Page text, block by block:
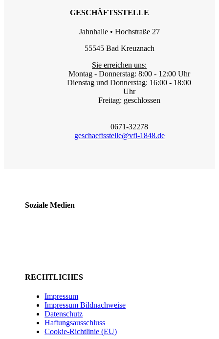
GESCHÄFTSSTELLE
Jahnhalle • Hochstraße 27
55545 Bad Kreuznach
Sie erreichen uns:
Montag - Donnerstag: 8:00 - 12:00 Uhr
Dienstag und Donnerstag: 16:00 - 18:00
Uhr
Freitag: geschlossen
0671-32278
geschaeftsstelle@vfl-1848.de
Soziale Medien
RECHTLICHES
Impressum
Impressum Bildnachweise
Datenschutz
Haftungsausschluss
Cookie-Richtlinie (EU)